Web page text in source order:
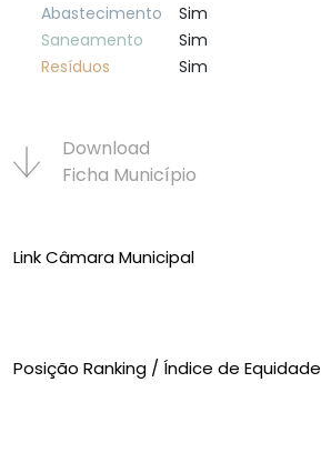
Abastecimento
Sim
Saneamento
Sim
Resí­duos
Sim
Download
Ficha Municí­pio
Link Câmara Municipal
Posição Ranking / Índice de Equidade